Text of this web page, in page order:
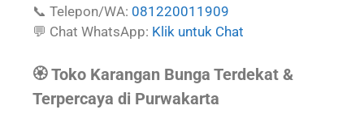
📞 Telepon/WA: 081220011909
💬 Chat WhatsApp: Klik untuk Chat
🏵️ Toko Karangan Bunga Terdekat &
Terpercaya di Purwakarta